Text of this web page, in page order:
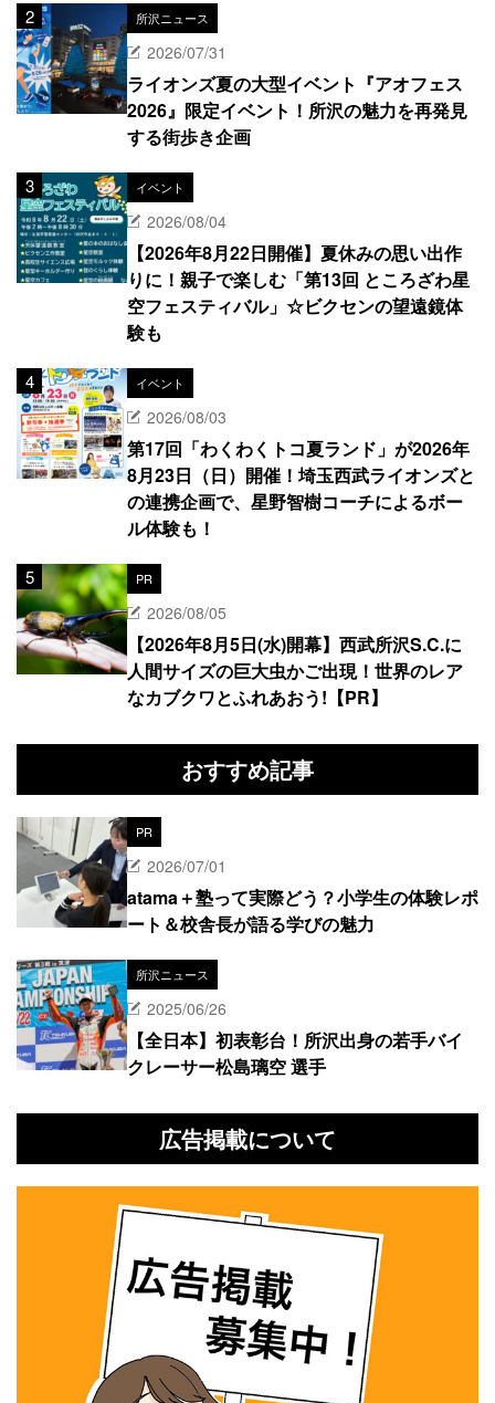
所沢ニュース
2026/07/31
ライオンズ夏の大型イベント『アオフェス
2026』限定イベント！所沢の魅力を再発見
する街歩き企画
イベント
2026/08/04
【2026年8月22日開催】夏休みの思い出作
りに！親子で楽しむ「第13回 ところざわ星
空フェスティバル」☆ビクセンの望遠鏡体
験も
イベント
2026/08/03
第17回「わくわくトコ夏ランド」が2026年
8月23日（日）開催！埼玉西武ライオンズと
の連携企画で、星野智樹コーチによるボー
ル体験も！
PR
2026/08/05
【2026年8月5日(水)開幕】西武所沢S.C.に
人間サイズの巨大虫かご出現！世界のレア
なカブクワとふれあおう!【PR】
おすすめ記事
PR
2026/07/01
atama＋塾って実際どう？小学生の体験レポ
ート＆校舎長が語る学びの魅力
所沢ニュース
2025/06/26
【全日本】初表彰台！所沢出身の若手バイ
クレーサー松島璃空 選手
広告掲載について